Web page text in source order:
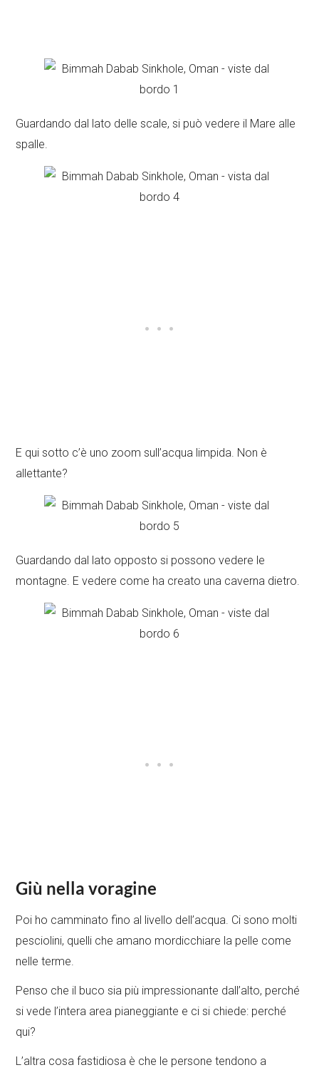
Guardando dal lato delle scale, si può vedere il Mare alle
spalle.
E qui sotto c’è uno zoom sull’acqua limpida. Non è
allettante?
Guardando dal lato opposto si possono vedere le
montagne. E vedere come ha creato una caverna dietro.
Giù nella voragine
Poi ho camminato fino al livello dell’acqua. Ci sono molti
pesciolini, quelli che amano mordicchiare la pelle come
nelle terme.
Penso che il buco sia più impressionante dall’alto, perché
si vede l’intera area pianeggiante e ci si chiede: perché
qui?
L’altra cosa fastidiosa è che le persone tendono a